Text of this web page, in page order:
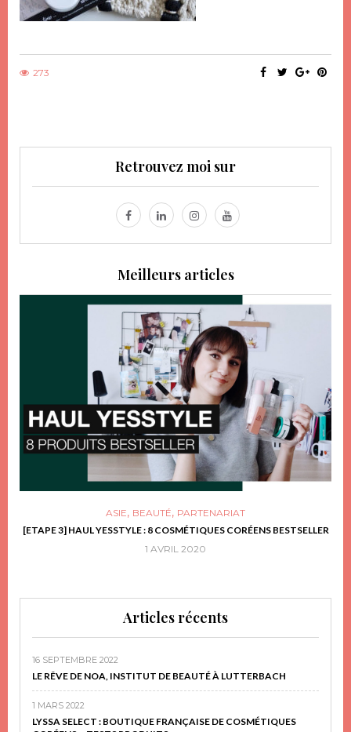
273
Retrouvez moi sur
Meilleurs articles
ASIE, BEAUTÉ, PARTENARIAT
[ETAPE 3] HAUL YESSTYLE : 8 COSMÉTIQUES CORÉENS BESTSELLER
1 AVRIL 2020
Articles récents
16 SEPTEMBRE 2022
LE RÊVE DE NOA, INSTITUT DE BEAUTÉ À LUTTERBACH
1 MARS 2022
LYSSA SELECT : BOUTIQUE FRANÇAISE DE COSMÉTIQUES